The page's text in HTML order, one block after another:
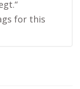
for this